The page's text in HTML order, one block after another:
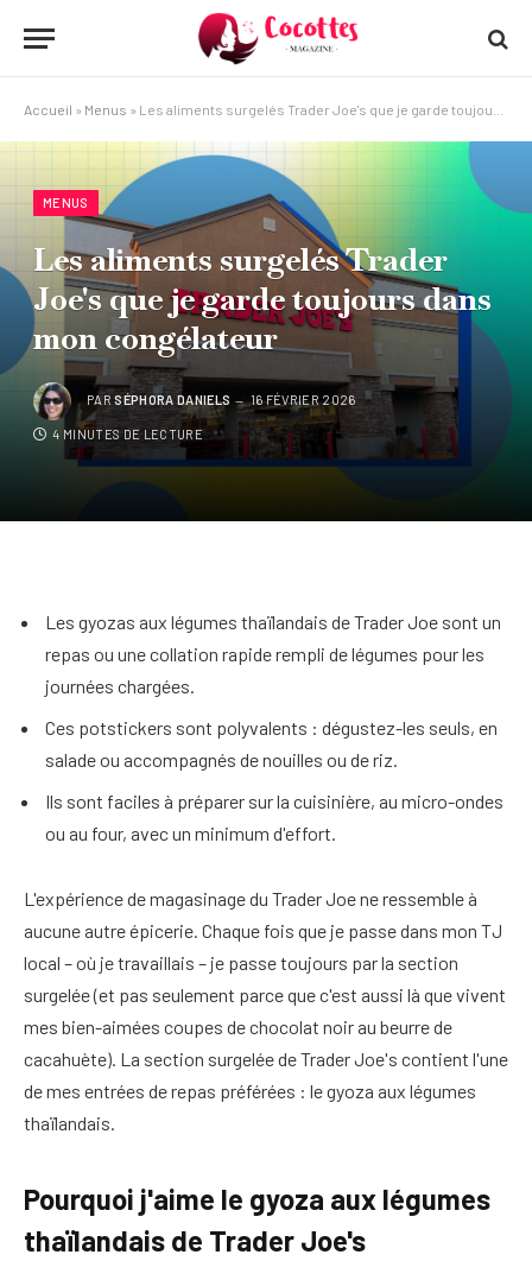
Accueil » Menus » Les aliments surgelés Trader Joe's que je garde toujours dans mon congélateur
MENUS
Les aliments surgelés Trader
Joe's que je garde toujours dans
mon congélateur
PAR SÉPHORA DANIELS 16 FÉVRIER 2026
4 MINUTES DE LECTURE
Les gyozas aux légumes thaïlandais de Trader Joe sont un
repas ou une collation rapide rempli de légumes pour les
journées chargées.
Ces potstickers sont polyvalents : dégustez-les seuls, en
salade ou accompagnés de nouilles ou de riz.
Ils sont faciles à préparer sur la cuisinière, au micro-ondes
ou au four, avec un minimum d'effort.
L'expérience de magasinage du Trader Joe ne ressemble à
aucune autre épicerie. Chaque fois que je passe dans mon TJ
local – où je travaillais – je passe toujours par la section
surgelée (et pas seulement parce que c'est aussi là que vivent
mes bien-aimées coupes de chocolat noir au beurre de
cacahuète). La section surgelée de Trader Joe's contient l'une
de mes entrées de repas préférées : le gyoza aux légumes
thaïlandais.
Pourquoi j'aime le gyoza aux légumes
thaïlandais de Trader Joe's